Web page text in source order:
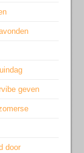
geven
door